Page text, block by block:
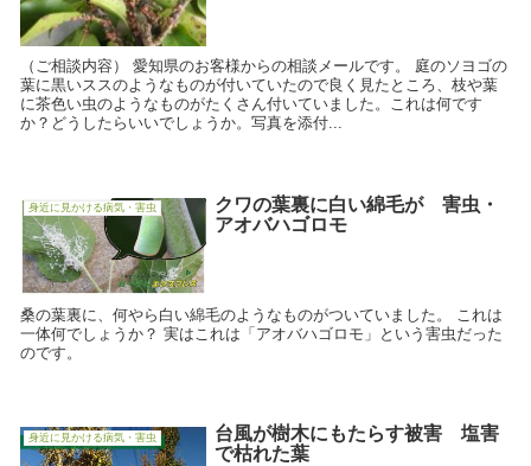
（ご相談内容） 愛知県のお客様からの相談メールです。 庭のソヨゴの
葉に黒いススのようなものが付いていたので良く見たところ、枝や葉
に茶色い虫のようなものがたくさん付いていました。これは何です
か？どうしたらいいでしょうか。写真を添付...
身近に見かける病気・害虫
クワの葉裏に白い綿毛が 害虫・
アオバハゴロモ
桑の葉裏に、何やら白い綿毛のようなものがついていました。 これは
一体何でしょうか？ 実はこれは「アオバハゴロモ」という害虫だった
のです。
身近に見かける病気・害虫
台風が樹木にもたらす被害 塩害
で枯れた葉